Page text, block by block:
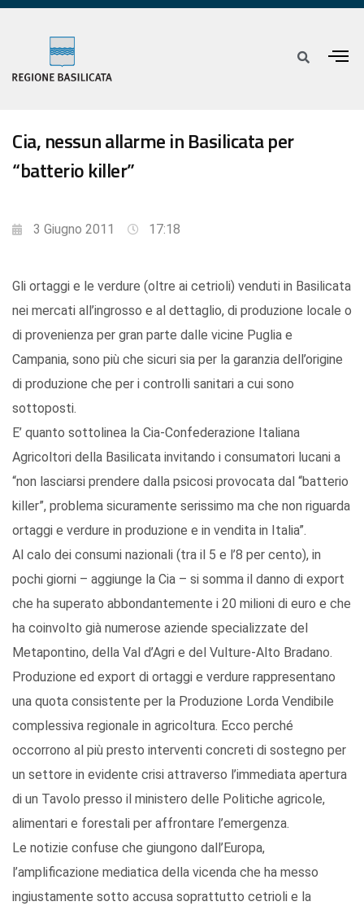
Cia, nessun allarme in Basilicata per
“batterio killer”
3 Giugno 2011 17:18
Gli ortaggi e le verdure (oltre ai cetrioli) venduti in Basilicata
nei mercati all’ingrosso e al dettaglio, di produzione locale o
di provenienza per gran parte dalle vicine Puglia e
Campania, sono più che sicuri sia per la garanzia dell’origine
di produzione che per i controlli sanitari a cui sono
sottoposti.
E’ quanto sottolinea la Cia-Confederazione Italiana
Agricoltori della Basilicata invitando i consumatori lucani a
“non lasciarsi prendere dalla psicosi provocata dal “batterio
killer”, problema sicuramente serissimo ma che non riguarda
ortaggi e verdure in produzione e in vendita in Italia”.
Al calo dei consumi nazionali (tra il 5 e l’8 per cento), in
pochi giorni – aggiunge la Cia – si somma il danno di export
che ha superato abbondantemente i 20 milioni di euro e che
ha coinvolto già numerose aziende specializzate del
Metapontino, della Val d’Agri e del Vulture-Alto Bradano.
Produzione ed export di ortaggi e verdure rappresentano
una quota consistente per la Produzione Lorda Vendibile
complessiva regionale in agricoltura. Ecco perché
occorrono al più presto interventi concreti di sostegno per
un settore in evidente crisi attraverso l’immediata apertura
di un Tavolo presso il ministero delle Politiche agricole,
alimentari e forestali per affrontare l’emergenza.
Le notizie confuse che giungono dall’Europa,
l’amplificazione mediatica della vicenda che ha messo
ingiustamente sotto accusa soprattutto cetrioli e la